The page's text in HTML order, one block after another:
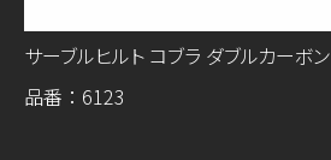
サーブルヒルト コブラ ダブルカーボン
品番：6123